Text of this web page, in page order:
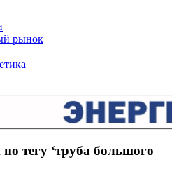
рынок
тегу ‘труба большого